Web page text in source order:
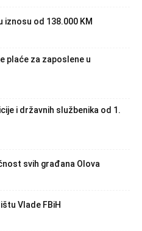
iznosu od 138.000 KM
plaće za zaposlene u
i državnih službenika od 1.
svih građana Olova
Vlade FBiH